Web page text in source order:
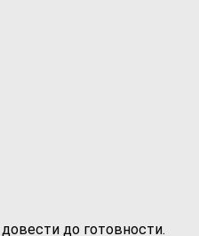
до готовности.